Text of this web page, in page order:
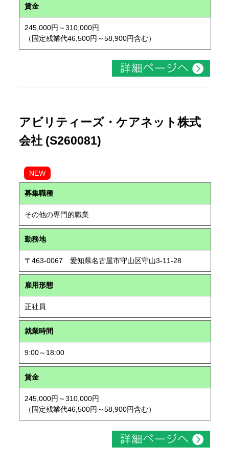
賃金
245,000円～310,000円
（固定残業代46,500円～58,900円含む）
アビリティーズ・ケアネット株式
会社 (S260081)
NEW
募集職種
その他の専門的職業
勤務地
〒463-0067 愛知県名古屋市守山区守山3-11-28
雇用形態
正社員
就業時間
9:00～18:00
賃金
245,000円～310,000円
（固定残業代46,500円～58,900円含む）